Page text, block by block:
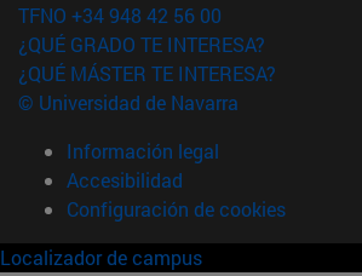
TFNO +34 948 42 56 00
¿QUÉ GRADO TE INTERESA?
¿QUÉ MÁSTER TE INTERESA?
© Universidad de Navarra
Información legal
Accesibilidad
Configuración de cookies
Localizador de campus